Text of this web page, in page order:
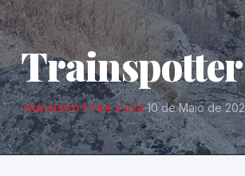
Trainspotter
TRAINSPOTTER 2023·10 de Maio de